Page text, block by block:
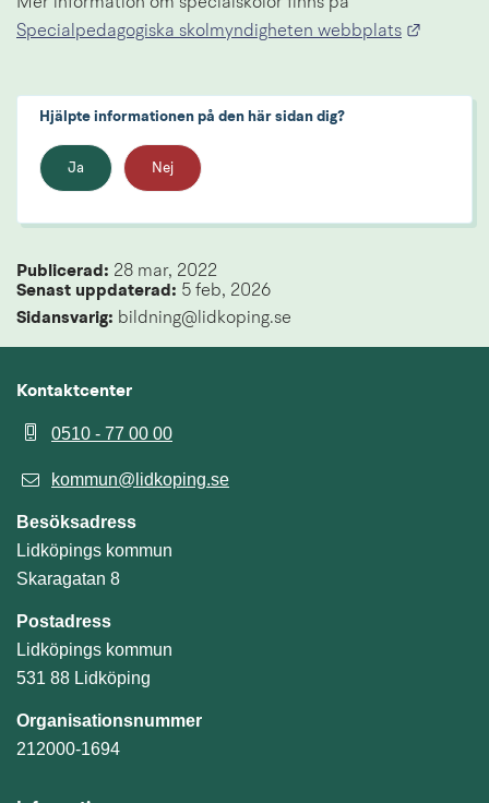
Specialpedagogiska skolmyndigheten webbplats
Hjälpte informationen på den här sidan dig?
Ja Nej
Publicerad: 28 mar, 2022
Senast uppdaterad: 5 feb, 2026
Sidansvarig: bildning@lidkoping.se
Kontaktcenter
0510 - 77 00 00
kommun@lidkoping.se
Besöksadress
Lidköpings kommun
Skaragatan 8
Postadress
Lidköpings kommun
531 88 Lidköping
Organisationsnummer
212000-1694